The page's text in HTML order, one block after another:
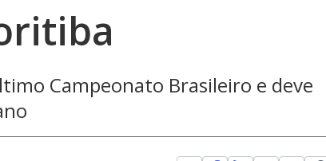
Campeonato Brasileiro e deve